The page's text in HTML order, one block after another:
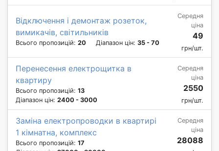
Відключення і демонтаж розеток,
вимикачів, світильників
Всього пропозицій: 20 Діапазон цін: 35 - 70
Середня
ціна
49
грн/шт.
Перенесення електрощитка в
квартиру
Всього пропозицій: 13
Діапазон цін: 2400 - 3000
Середня
ціна
2550
грн/шт.
Заміна електропроводки в квартирі
1 кімнатна, комплекс
Всього пропозицій: 17
Середня
ціна
28088